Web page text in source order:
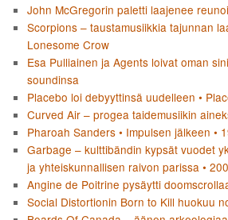
John McGregorin paletti laajenee
Scorpions – taustamusiikkia tajunnan
Lonesome Crow
Esa Pulliainen ja Agents loivat oman
soundinsa
Placebo loi debyyttinsä uudelleen •
Curved Air – progea taidemusiikin
Pharoah Sanders • Impulsen jälkeen •
Garbage – kulttibändin kypsät vuodet
ja yhteiskunnallisen raivon parissa •
Angine de Poitrine pysäytti
Social Distortionin Born to Kill huokuu